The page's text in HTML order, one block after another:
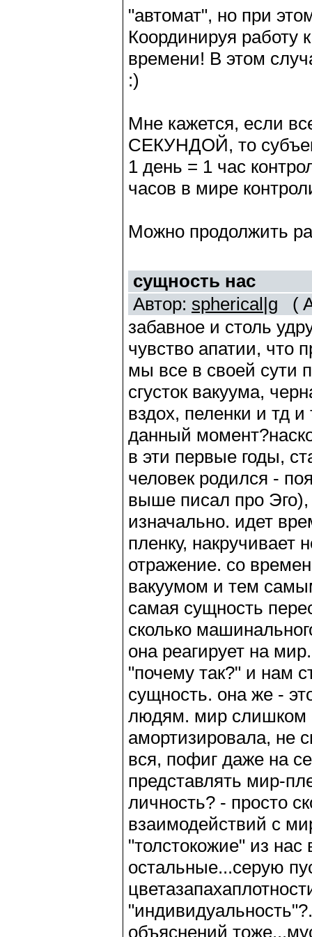
"автомат", но при
Координируя работу
времени! В этом
:)
Мне кажется, если
СЕКУНДОЙ, то
1 день = 1 час
часов в мире
Можно продолжить
сущность нас
Автор: spherical|g (
забавное и столь
чувство апатии, что
мы все в своей сути
сгусток вакуума,
вздох, пеленки и тд
данный
в эти первые годы,
человек родился -
выше писал про Эго),
изначально. идет
пленку, накручивает
отражение. со
вакуумом и тем
самая сущность
сколько
она реагирует на
"почему так?" и нам
сущность. она же -
людям. мир слишком
амортизировала, не
вся, пофиг даже на
представлять мир-
личность? - просто
взаимодействий с
"толстокожие" из
остальные...серую
объяснений